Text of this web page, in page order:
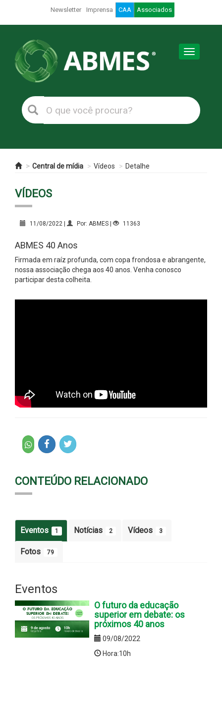
Newsletter Imprensa CAA Associados
Toggle
Central de mídia Vídeos Detalhe
VÍDEOS
11/08/2022 | Por: ABMES | 11363
ABMES 40 Anos
Firmada em raíz profunda, com copa frondosa e abrangente,
nossa associação chega aos 40 anos. Venha conosco
participar desta colheita.
CONTEÚDO RELACIONADO
Eventos 1 Notícias 2 Vídeos 3
Fotos 79
Eventos
O futuro da educação
superior em debate: os
próximos 40 anos
09/08/2022
Hora:10h